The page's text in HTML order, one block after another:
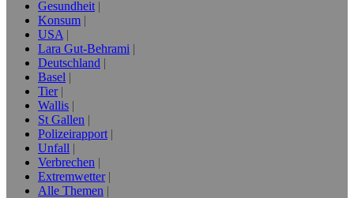
Gesundheit
Konsum
USA
Lara Gut-Behrami
Deutschland
Basel
Tier
Wallis
St Gallen
Polizeirapport
Unfall
Verbrechen
Extremwetter
Alle Themen